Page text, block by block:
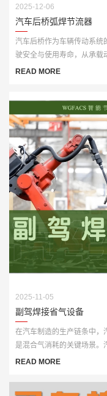
2025-12-06
汽车后桥弧焊节流器
汽车后桥作为车辆传动系统
驶安全与使用寿命，从承载
READ MORE
2025-11-05
副驾焊接省气设备
在汽车制造的生产链条中，
是混合气消耗的关键场景。
READ MORE